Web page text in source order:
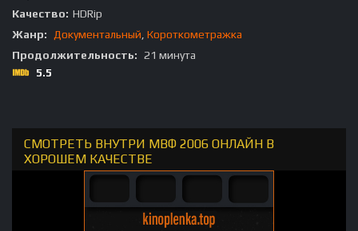
Качество: HDRip
Жанр:
Документальный Короткометражка
Продолжительность: 21 минута
5.5
СМОТРЕТЬ ВНУТРИ МВФ 2006 ОНЛАЙН В
ХОРОШЕМ КАЧЕСТВЕ